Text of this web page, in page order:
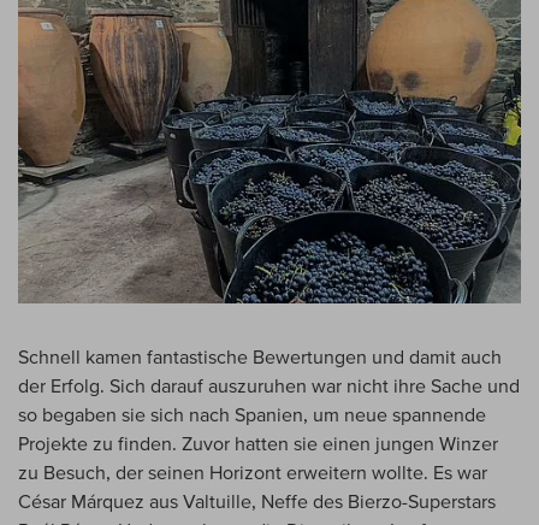
Schnell kamen fantastische Bewertungen und damit auch
der Erfolg. Sich darauf auszuruhen war nicht ihre Sache und
so begaben sie sich nach Spanien, um neue spannende
Projekte zu finden. Zuvor hatten sie einen jungen Winzer
zu Besuch, der seinen Horizont erweitern wollte. Es war
César Márquez aus Valtuille, Neffe des Bierzo-Superstars